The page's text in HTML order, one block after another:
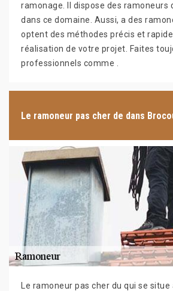
ramonage. Il dispose des ramoneurs
dans ce domaine. Aussi, a des
optent des méthodes précis et
réalisation de votre projet. Faites
professionnels comme .
Le ramoneur pas cher de dans
Le ramoneur pas cher du qui se